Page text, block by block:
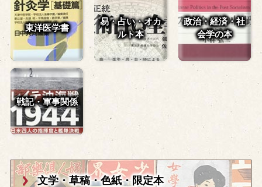
東洋医学書
易・占い・オカ
ルト本
政治・経済・社
会学の本
戦記・軍事関係
文学・草稿・色紙・限定本